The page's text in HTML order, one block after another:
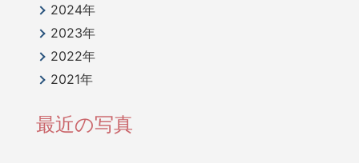
2024年
2023年
2022年
2021年
最近の写真